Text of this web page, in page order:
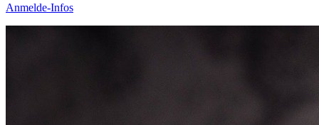
Anmelde-Infos